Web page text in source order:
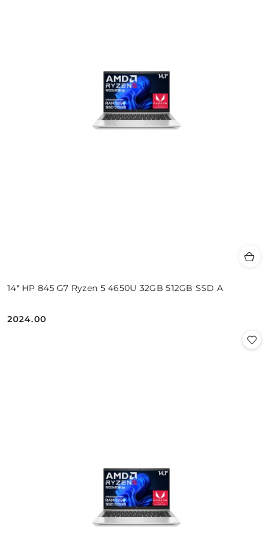
14" HP 845 G7 Ryzen 5 4650U 32GB 512GB SSD A
Cena:
2024.00